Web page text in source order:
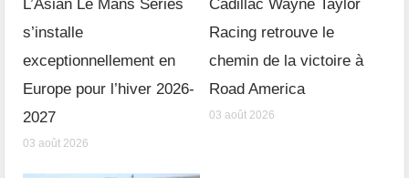
L’Asian Le Mans Series
s’installe
exceptionnellement en
Europe pour l’hiver 2026-
2027
03 août 2026
Cadillac Wayne Taylor
Racing retrouve le
chemin de la victoire à
Road America
03 août 2026